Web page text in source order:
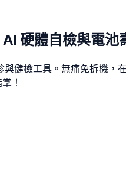
硬體自檢與電池
健檢工具。無痛免拆機，
！